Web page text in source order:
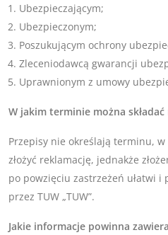
Ubezpieczającym;
Ubezpieczonym;
Poszukującym ochrony
Zleceniodawcą gwarancji
Uprawnionym z umowy
W jakim terminie można składać
Przepisy nie określają terminu,
złożyć reklamację, jednakże
po powzięciu zastrzeżeń ułatwi
przez TUW „TUW”.
Jakie informacje powinna